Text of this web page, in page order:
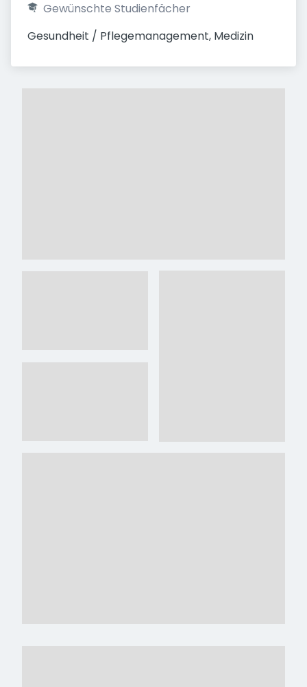
Gewünschte Studienfächer
Gesundheit / Pflegemanagement, Medizin